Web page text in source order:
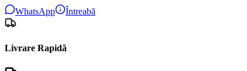
WhatsApp Întreabă
Livrare Rapidă